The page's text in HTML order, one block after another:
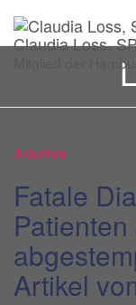
Claudia Loss,
Mitglied der
Aktuelles
Fatale
Patienten
Artikel